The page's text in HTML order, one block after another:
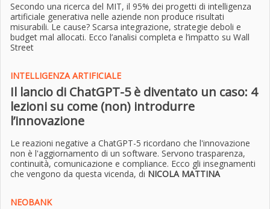
Secondo una ricerca del MIT, il 95% dei progetti di intelligenza
artificiale generativa nelle aziende non produce risultati
misurabili. Le cause? Scarsa integrazione, strategie deboli e
budget mal allocati. Ecco l’analisi completa e l’impatto su Wall
Street
INTELLIGENZA ARTIFICIALE
Il lancio di ChatGPT-5 è diventato un caso: 4
lezioni su come (non) introdurre
l’innovazione
Le reazioni negative a ChatGPT-5 ricordano che l'innovazione
non è l'aggiornamento di un software. Servono trasparenza,
continuità, comunicazione e compliance. Ecco gli insegnamenti
che vengono da questa vicenda, di NICOLA MATTINA
NEOBANK